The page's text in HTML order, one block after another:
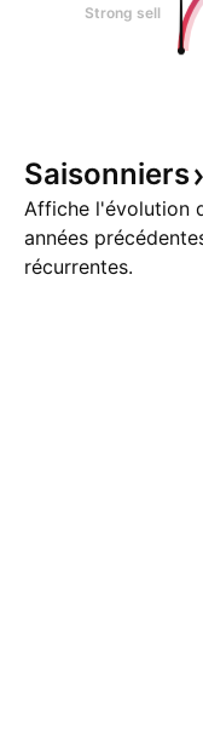
Strong sell
Saisonniers
Affiche l'évolution
années
récurrentes.